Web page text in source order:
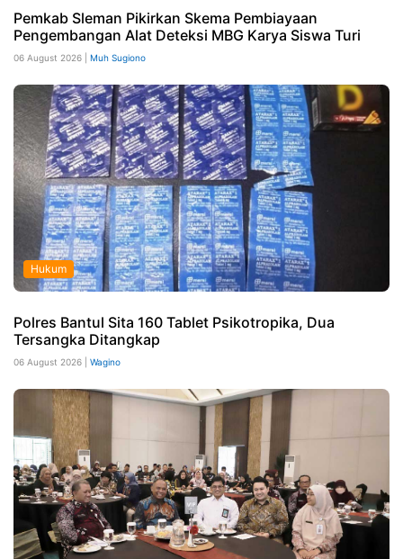
Pemkab Sleman Pikirkan Skema Pembiayaan
Pengembangan Alat Deteksi MBG Karya Siswa Turi
06 August 2026 | Muh Sugiono
Hukum
Polres Bantul Sita 160 Tablet Psikotropika, Dua
Tersangka Ditangkap
06 August 2026 | Wagino